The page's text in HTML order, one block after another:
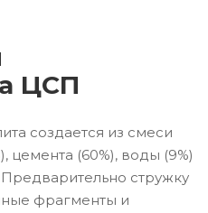
ЦСП
создается из смеси
цемента (60%), воды (9%)
стружку
фрагменты и